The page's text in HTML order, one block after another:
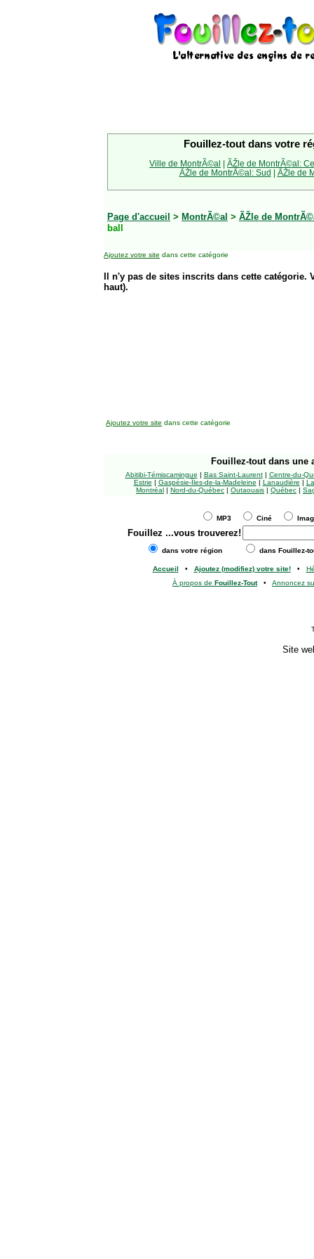
Fouillez-tout dans votre
Ville de MontrÃ©al | ÃŽle de MontrÃ©al:
ÃŽle de MontrÃ©al: Sud | ÃŽle de
Page d'accueil > MontrÃ©al > ÃŽle de
ball
Ajoutez votre site dans cette catégorie
Il n'y pas de sites inscrits dans cette
haut).
Ajoutez votre site dans cette catégorie
Fouillez-tout dans une
Abitibi-Témiscamingue | Bas Saint-Laurent| Centre-du-
Estrie | Gaspésie-Îles-de-la-Madeleine | Lanaudière |
Montréal | Nord-du-Québec | Outaouais | Québec |
MP3 Ciné
Fouillez ...vous trouverez!
dans votre région dans Fouillez-
Accueil • Ajoutez (modifiez) votre site!•
À propos de Fouillez-Tout• Annoncez
Site